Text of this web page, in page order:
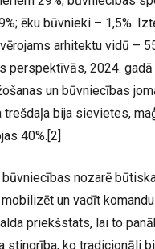
ēku būvnieki – 1,5%.
arhitektu vidū –
perspektīvās, 2024. gadā
un būvniecības
trešdaļa bija sievietes,
40%.[2]
būvniecības nozarē
un vadīt
priekšstats, lai to
stingrība, ko tradicionāli